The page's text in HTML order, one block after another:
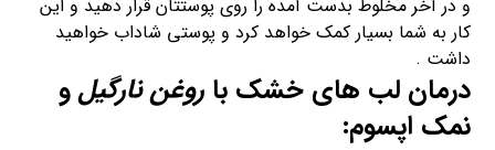
و در آخر مخلوط بدست آمده را روی پوستتان قرار دهید و این
کار به شما بسیار کمک خواهد کرد و پوستی شاداب خواهید
داشت .
درمان لب های خشک باروغن نارگیلو
نمک اپسوم: